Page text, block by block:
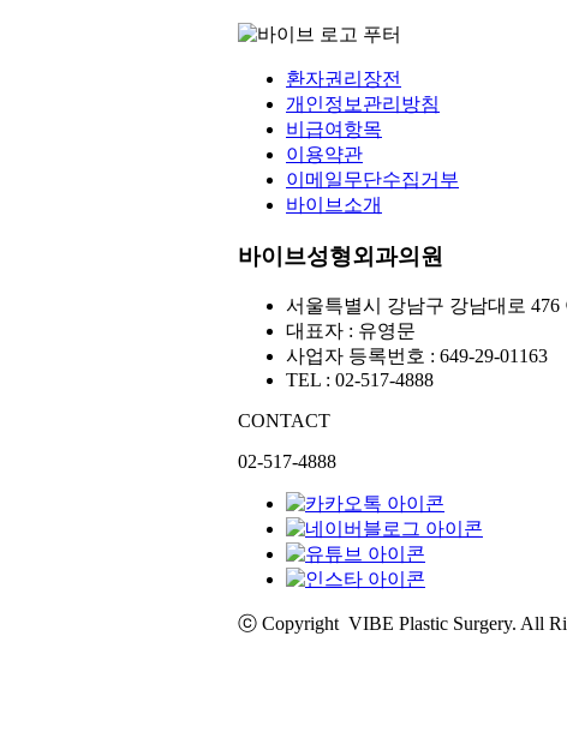
환자권리장전
개인정보관리방침
비급여항목
이용약관
이메일무단수집거부
바이브소개
바이브성형외과의원
서울특별시 강남구 강남대로 476
대표자 : 유영문
사업자 등록번호 : 649-29-01163
TEL : 02-517-4888
CONTACT
02-517-4888
ⓒ Copyright VIBE Plastic Surgery. All